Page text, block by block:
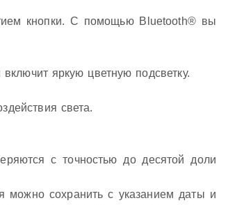
кнопки. С помощью Bluetooth® вы
яркую цветную подсветку.
света.
с точностью до десятой доли
сохранить с указанием даты и